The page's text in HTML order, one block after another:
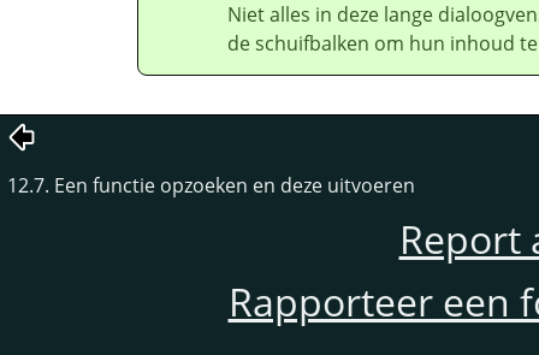
Niet alles in deze lange
de schuifbalken om hun inhoud
12.7. Een functie opzoeken en deze uitvoeren
Report
Rapporteer een